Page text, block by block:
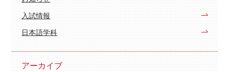
入試情報
日本語学科
アーカイブ